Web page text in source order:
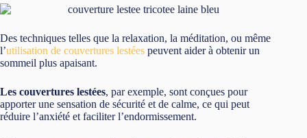
Des techniques telles que la relaxation, la méditation, ou même
l’utilisation de couvertures lestées peuvent aider à obtenir un
sommeil plus apaisant.
Les couvertures lestées, par exemple, sont conçues pour
apporter une sensation de sécurité et de calme, ce qui peut
réduire l’anxiété et faciliter l’endormissement.